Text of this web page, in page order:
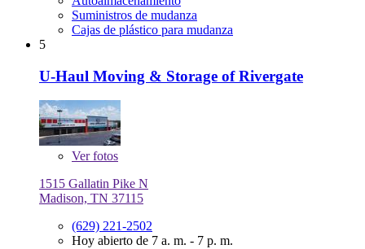
Suministros de mudanza
Cajas de plástico para mudanza
5
U-Haul Moving & Storage of Rivergate
Verfotos
1515 Gallatin Pike N
Madison, TN 37115
(629) 221-2502
Hoy abierto de 7 a. m. - 7 p. m.